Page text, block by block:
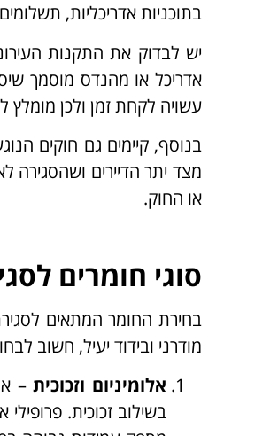
בתוכניות אדריכליות,
יש לבדוק את התקנות
אדריכל או מהנדס מוסמך
עשויה לקחת זמן ולכן
בנוסף, קיימים גם חוקים
מצד יתר הדיירים ושהסגירה
או החוק.
סוגי חומרים
בחירת החומר המתאים
מודרני ובידוד יעיל, חשוב
אלומיניום וזכוכית–
בשילוב זכוכית.